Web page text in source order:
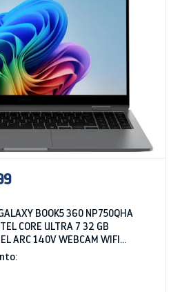
BOOK5 360 NP750QHA
CORE ULTRA 7 32 GB
ARC 140V WEBCAM WIFI
HOME GRIGIO